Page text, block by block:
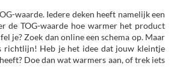
waarde. Iedere deken heeft namelijk een
de TOG-waarde hoe warmer het product
je? Zoek dan online een schema op. Maar
richtlijn! Heb je het idee dat jouw kleintje
Doe dan wat warmers aan, of trek iets